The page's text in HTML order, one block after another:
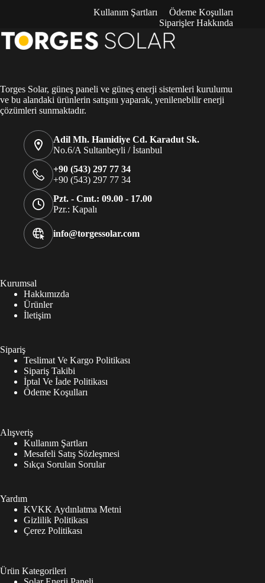
Kullanım Şartları
Ödeme Koşulları
Siparişler Hakkında
Torges Solar, güneş paneli ve güneş enerji sistemleri kurulumu
ve bu alandaki ürünlerin satışını yaparak, yenilenebilir enerji
çözümleri sunmaktadır.
Adil Mh. Hamidiye Cd. Karadut Sk.
No.6/A Sultanbeyli / İstanbul
+90 (543) 297 77 34
+90 (543) 297 77 34
Pzt. - Cmt.: 09.00 - 17.00
Pzr.: Kapalı
info@torgessolar.com
Kurumsal
Hakkımızda
Ürünler
İletişim
Sipariş
Teslimat Ve Kargo Politikası
Sipariş Takibi
İptal Ve İade Politikası
Ödeme Koşulları
Alışveriş
Kullanım Şartları
Mesafeli Satış Sözleşmesi
Sıkça Sorulan Sorular
Yardım
KVKK Aydınlatma Metni
Gizlilik Politikası
Çerez Politikası
Ürün Kategorileri